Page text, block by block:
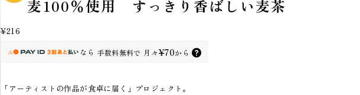
麦100％使用 すっきり香ばしい麦茶
¥216
なら 手数料無料で 月々¥70から
「アーティストの作品が食卓に届く」プロジェクト。